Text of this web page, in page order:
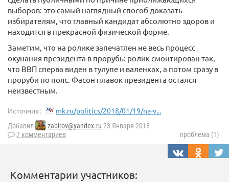
выборов: это самый наглядный способ доказать
избирателям, что главный кандидат абсолютно здоров и
находится в прекрасной физической форме.
Заметим, что на ролике запечатлен не весь процесс
окунания президента в прорубь: ролик смонтирован так,
что ВВП сперва виден в тулупе и валенках, а потом сразу в
проруби по пояс. Фасон плавок президента остался
неизвестным.
Источник: mk.ru/politics/2018/01/19/na-v...
Добавил zabirov@yandex.ru 23 Января 2018
7 комментариев
проблема (1)
Комментарии участников: